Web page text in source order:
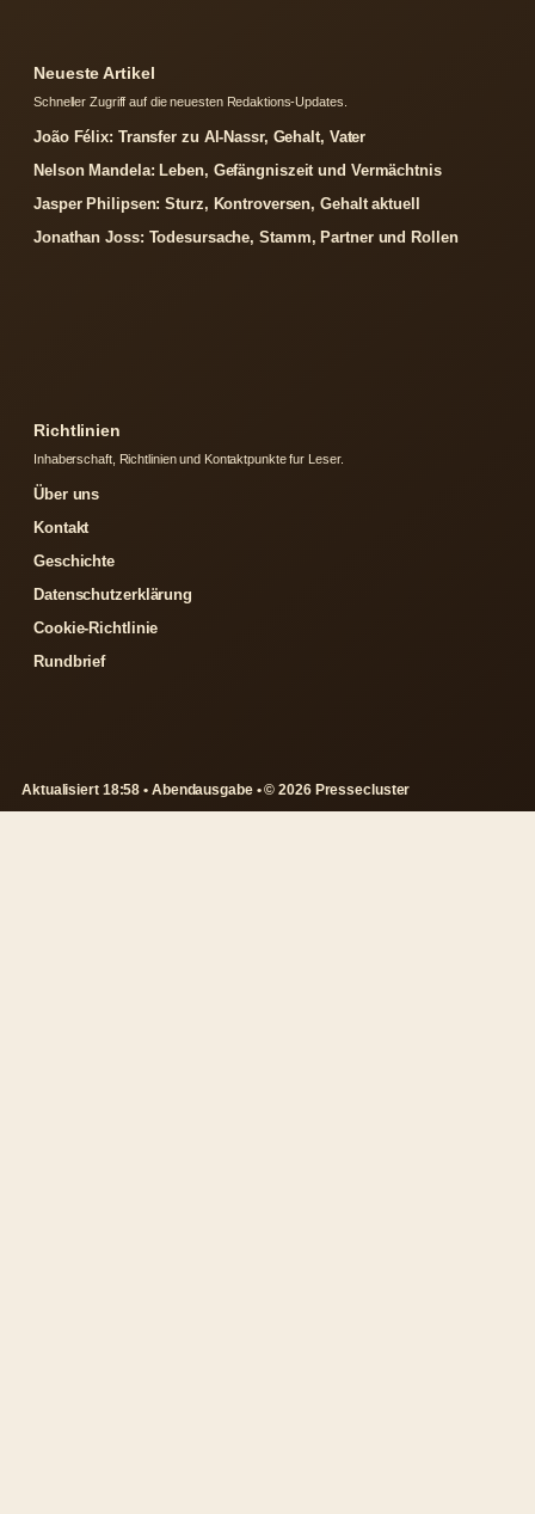
Neueste Artikel
Schneller Zugriff auf die neuesten Redaktions-Updates.
João Félix: Transfer zu Al-Nassr, Gehalt, Vater
Nelson Mandela: Leben, Gefängniszeit und Vermächtnis
Jasper Philipsen: Sturz, Kontroversen, Gehalt aktuell
Jonathan Joss: Todesursache, Stamm, Partner und Rollen
Richtlinien
Inhaberschaft, Richtlinien und Kontaktpunkte fur Leser.
Über uns
Kontakt
Geschichte
Datenschutzerklärung
Cookie-Richtlinie
Rundbrief
Aktualisiert 18:58 • Abendausgabe • © 2026 Pressecluster